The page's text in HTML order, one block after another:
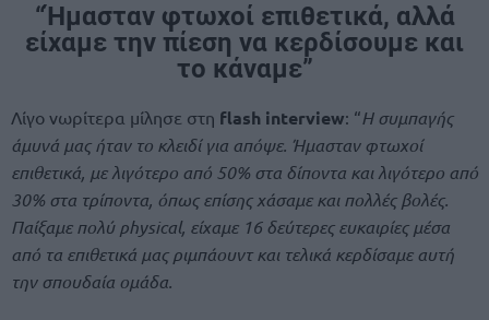
“Ήμασταν φτωχοί επιθετικά, αλλά
είχαμε την πίεση να κερδίσουμε και
το κάναμε”
Λίγο νωρίτερα μίλησε στη flash interview: “Η συμπαγής
άμυνά μας ήταν το κλειδί για απόψε. Ήμασταν φτωχοί
επιθετικά, με λιγότερο από 50% στα δίποντα και λιγότερο από
30% στα τρίποντα, όπως επίσης χάσαμε και πολλές βολές.
Παίξαμε πολύ physical, είχαμε 16 δεύτερες ευκαιρίες μέσα
από τα επιθετικά μας ριμπάουντ και τελικά κερδίσαμε αυτή
την σπουδαία ομάδα.